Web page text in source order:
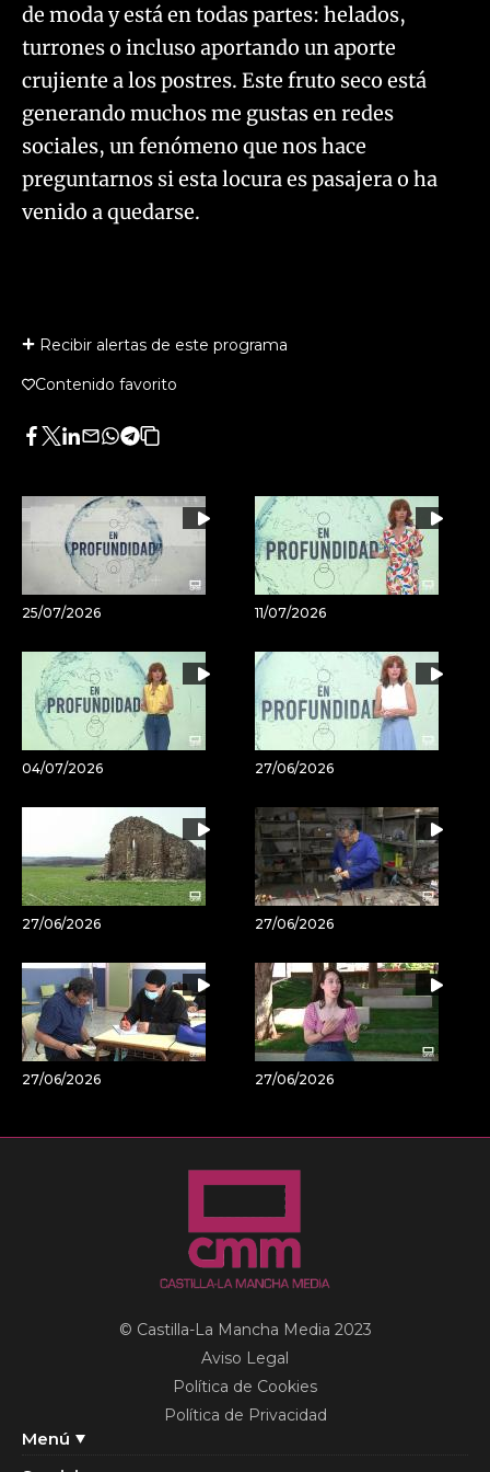
de moda y está en todas partes: helados,
turrones o incluso aportando un aporte
crujiente a los postres. Este fruto seco está
generando muchos me gustas en redes
sociales, un fenómeno que nos hace
preguntarnos si esta locura es pasajera o ha
venido a quedarse.
Recibir alertas de este programa
Contenido favorito
Facebook
Twitter
LinkedIn
Enviar
Whatsapp
Telegram
Copiar
artículo
25/07/2026 11/07/2026
04/07/2026 27/06/2026
27/06/2026 27/06/2026
27/06/2026 27/06/2026
Menú
© Castilla-La Mancha Media 2023
Aviso Legal
Política de Cookies
Política de Privacidad